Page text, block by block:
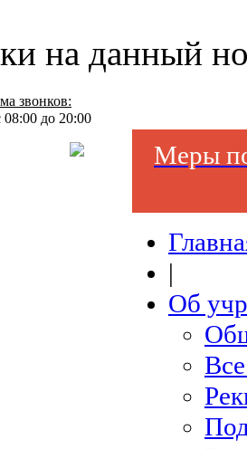
на данный
звонков:
до 20:00
Меры
|
Об